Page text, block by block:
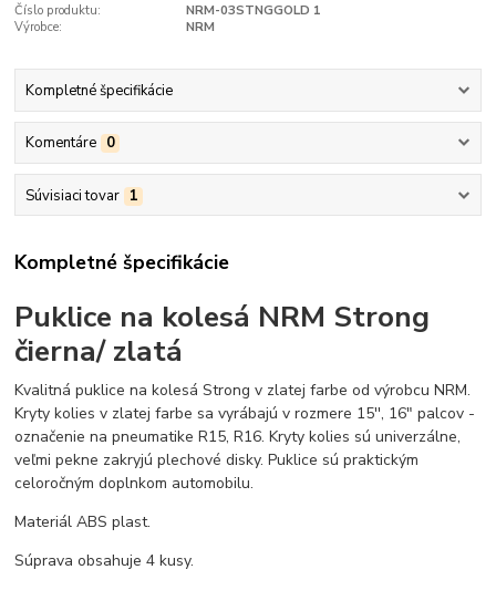
Číslo produktu:
NRM-03STNGGOLD 1
Výrobce:
NRM
Kompletné špecifikácie
Komentáre 0
Súvisiaci tovar 1
Kompletné špecifikácie
Puklice na kolesá NRM Strong
čierna/ zlatá
Kvalitná puklice na kolesá Strong v zlatej farbe od výrobcu NRM.
Kryty kolies v zlatej farbe sa vyrábajú v rozmere 15'', 16" palcov -
označenie na pneumatike R15, R16. Kryty kolies sú univerzálne,
veľmi pekne zakryjú plechové disky. Puklice sú praktickým
celoročným doplnkom automobilu.
Materiál ABS plast.
Súprava obsahuje 4 kusy.